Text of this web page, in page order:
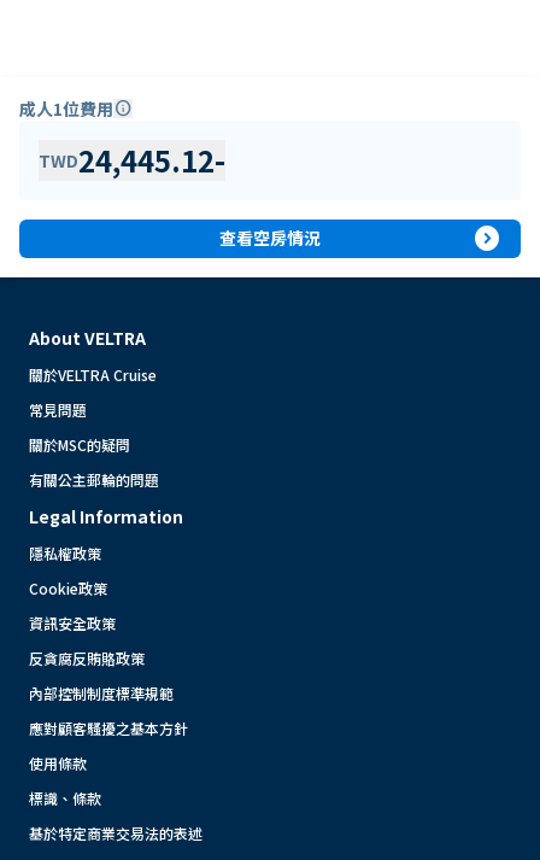
成人1位費用info
TWD24,445.12-
查看空房情況 expand_circle_right
About VELTRA
關於VELTRA Cruise
常見問題
關於MSC的疑問
有關公主郵輪的問題
Legal Information
隱私權政策
Cookie政策
資訊安全政策
反貪腐反賄賂政策
內部控制制度標準規範
應對顧客騷擾之基本方針
使用條款
標識、條款
基於特定商業交易法的表述